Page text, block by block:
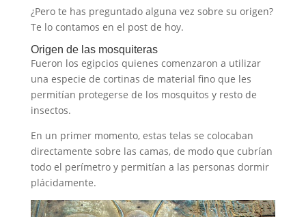
¿Pero te has preguntado alguna vez sobre su origen?
Te lo contamos en el post de hoy.
Origen de las mosquiteras
Fueron los egipcios quienes comenzaron a utilizar
una especie de cortinas de material fino que les
permitían protegerse de los mosquitos y resto de
insectos.
En un primer momento, estas telas se colocaban
directamente sobre las camas, de modo que cubrían
todo el perímetro y permitían a las personas dormir
plácidamente.